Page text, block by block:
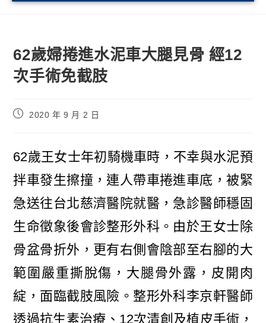
62歲婦捲進水泥車大腿見骨 經12
次手術免截肢
2020 年 9 月 2 日
62歲王女士年初騎機車時，不幸與水泥預
拌車發生擦撞，連人帶車捲進車底，被緊
急送往台北慈濟醫院就醫，急診醫師穩固
生命徵象後會診整形外科。由於王女士除
骨盆骨折外，更有右側會陰部至右腳的大
範圍嚴重撕脫傷，大腿骨外露，皮開肉
綻，面臨截肢風險。整形外科李京軒醫師
透過抗生素治療、12次清創及植皮手術，